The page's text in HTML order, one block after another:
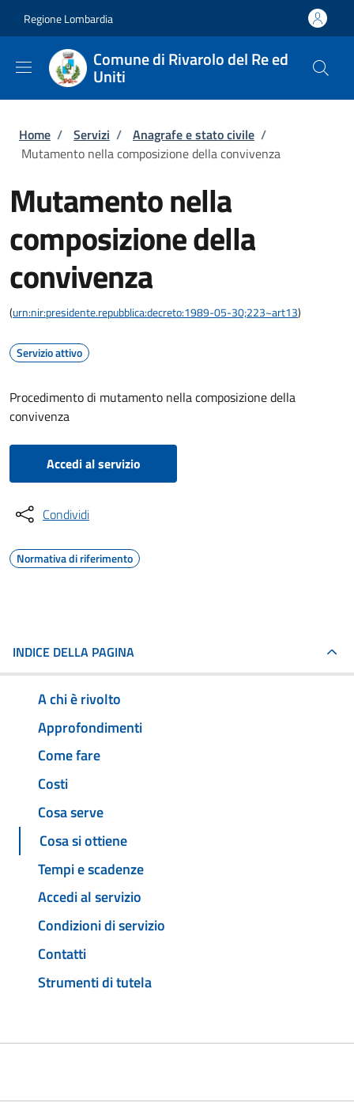
Regione Lombardia
Comune di Rivarolo del Re ed
Uniti
Briciole di pane
Home / Servizi / Anagrafe e stato civile /
Mutamento nella composizione della convivenza
Mutamento nella
composizione della
convivenza
(urn:nir:presidente.repubblica:decreto:1989-05-30;223~art13)
Servizio attivo
Procedimento di mutamento nella composizione della
convivenza
Accedi al servizio
Condividi
Normativa di riferimento
INDICE DELLA PAGINA
A chi è rivolto
Approfondimenti
Come fare
Costi
Cosa serve
Cosa si ottiene
Tempi e scadenze
Accedi al servizio
Condizioni di servizio
Contatti
Strumenti di tutela